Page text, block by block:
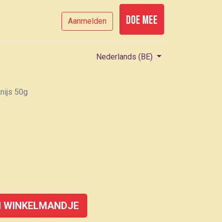
Aanmelden Doe mee
Nederlands (BE)
50g
WINKELMANDJE